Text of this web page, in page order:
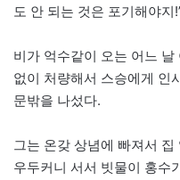
도 안 되는 것은 포기해야지
비가 억수같이 오는 어느
없이 처량해서 스승에게 인
문밖을 나섰다.
그는 온갖 상념에 빠져서
우두커니 서서 빗물이 홍수